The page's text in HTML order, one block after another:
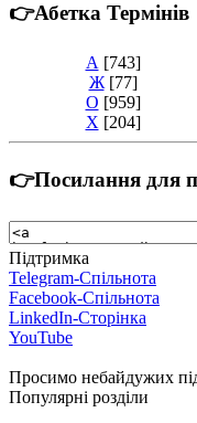
👉Абетка Термінів
А [743]
Ж [77]
О [959]
Х [204]
👉Посилання для
Підтримка
Telegram-Спільнота
Facebook-Спільнота
LinkedIn-Сторінка
YouTube
Просимо небайдужих
Популярні розділи